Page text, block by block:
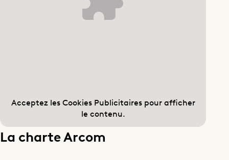
Acceptez lesCookies Publicitairespour afficher
le contenu.
La charte Arcom